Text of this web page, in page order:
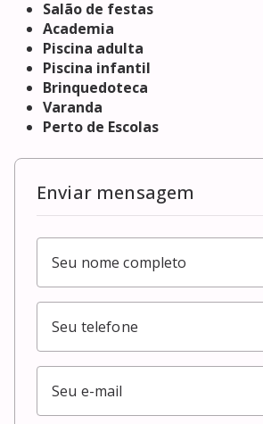
Salão de festas
Academia
Piscina adulta
Piscina infantil
Brinquedoteca
Varanda
Perto de Escolas
Enviar mensagem